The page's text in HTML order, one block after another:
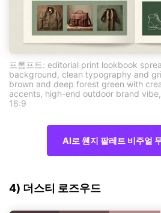
프롬프트: editorial print lookbook
background, clean typography and
brown and deep forest green with
accents, high-end outdoor brand
16:9
AI로 웬지 팔레트 비주얼
4) 더스티 로즈우드